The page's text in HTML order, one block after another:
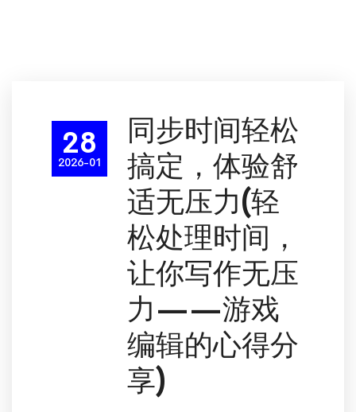
28
2026-01
同步时间轻松
搞定，体验舒
适无压力(轻
松处理时间，
让你写作无压
力——游戏
编辑的心得分
享)